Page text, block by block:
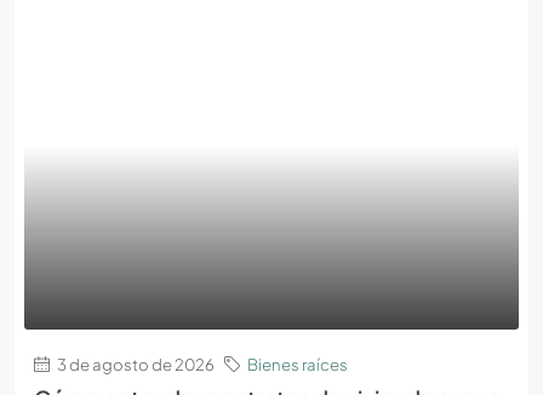
3 de agosto de 2026 Bienes raíces